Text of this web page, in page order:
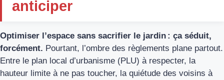
anticiper
Optimiser l’espace sans sacrifier le jardin : ça séduit,
forcément. Pourtant, l’ombre des règlements plane partout.
Entre le plan local d’urbanisme (PLU) à respecter, la
hauteur limite à ne pas toucher, la quiétude des voisins à